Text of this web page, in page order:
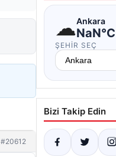
#20612
☁Ankara
NaN°C
ŞEHIR SEÇ
Bizi Takip Edin